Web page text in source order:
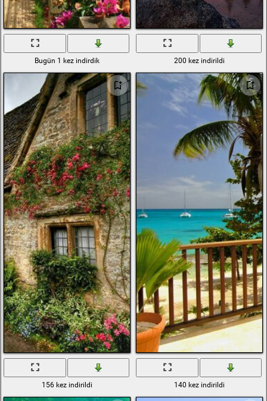
Bugün 1 kez indirdik 200 kez indirildi
156 kez indirildi 140 kez indirildi